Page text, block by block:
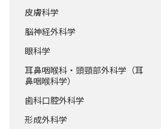
皮膚科学
脳神経外科学
眼科学
耳鼻咽喉科・頭頸部外科学（耳
鼻咽喉科学）
歯科口腔外科学
形成外科学